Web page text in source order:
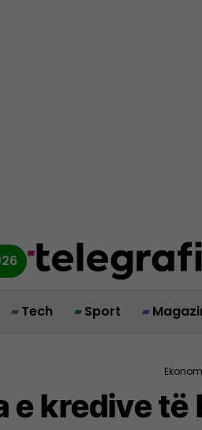
Tech Sport
e kredive